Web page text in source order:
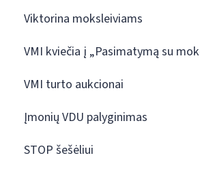
Viktorina moksleiviams
VMI kviečia į „Pasimatymą su
VMI turto aukcionai
Įmonių VDU palyginimas
STOP šešėliui